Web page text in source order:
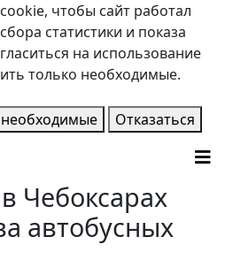
чтобы сайт работал
статистики и показа
на использование
только необходимые.
Отказаться
Чебоксарах
автобусных